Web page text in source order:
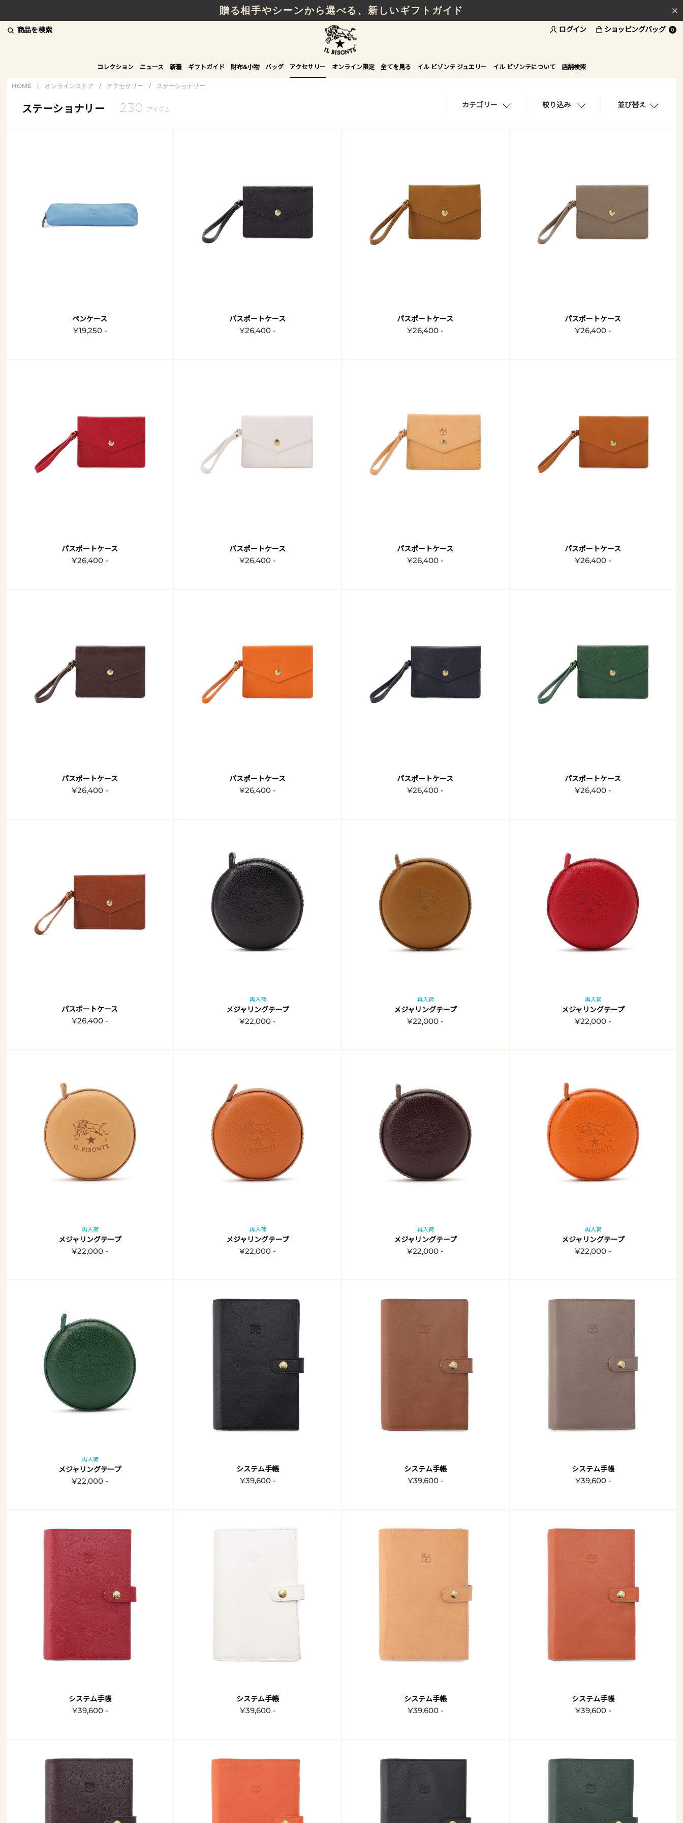
贈る相手やシーンから選べる、新しいギフトガイド
商品を検索 ログイン ショッピングバッグ 0
コレクション ニュース 新着 ギフトガイド 財布&小物 バッグ アクセサリー オンライン限定 全てを見る イル ビゾンテ ジュエリー イル ビゾンテについて 店舗検索
HOME | オンラインストア / アクセサリー / ステーショナリー
ステーショナリー 230 アイテム
カテゴリー 絞り込み 並び替え
ペンケース
¥19,250 -
パスポートケース
¥26,400 -
パスポートケース
¥26,400 -
パスポートケース
¥26,400 -
パスポートケース
¥26,400 -
パスポートケース
¥26,400 -
パスポートケース
¥26,400 -
パスポートケース
¥26,400 -
パスポートケース
¥26,400 -
パスポートケース
¥26,400 -
パスポートケース
¥26,400 -
パスポートケース
¥26,400 -
パスポートケース
¥26,400 -
再入荷
メジャリングテープ
¥22,000 -
再入荷
メジャリングテープ
¥22,000 -
再入荷
メジャリングテープ
¥22,000 -
再入荷
メジャリングテープ
¥22,000 -
再入荷
メジャリングテープ
¥22,000 -
再入荷
メジャリングテープ
¥22,000 -
再入荷
メジャリングテープ
¥22,000 -
再入荷
メジャリングテープ
¥22,000 -
システム手帳
¥39,600 -
システム手帳
¥39,600 -
システム手帳
¥39,600 -
システム手帳
¥39,600 -
システム手帳
¥39,600 -
システム手帳
¥39,600 -
システム手帳
¥39,600 -